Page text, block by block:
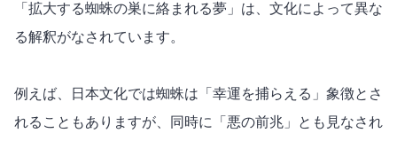
「拡大する蜘蛛の巣に絡まれる夢」は、文化によって異な
る解釈がなされています。
例えば、日本文化では蜘蛛は「幸運を捕らえる」象徴とさ
れることもありますが、同時に「悪の前兆」とも見なされ